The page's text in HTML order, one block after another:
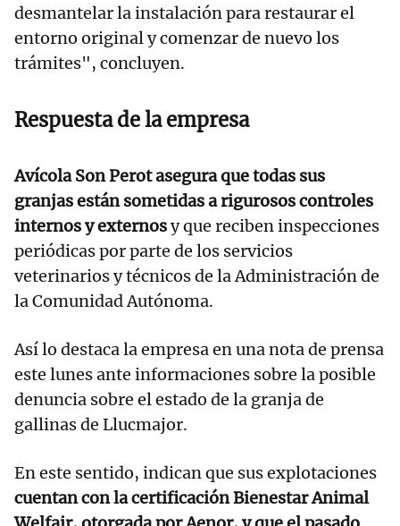
desmantelar la instalación para restaurar el
entorno original y comenzar de nuevo los
trámites", concluyen.
Respuesta de la empresa
Avícola Son Perot asegura que todas sus
granjas están sometidas a rigurosos controles
internos y externosy que reciben inspecciones
periódicas por parte de los servicios
veterinarios y técnicos de la Administración de
la Comunidad Autónoma.
Así lo destaca la empresa en una nota de prensa
este lunes ante informaciones sobre la posible
denuncia sobre el estado de la granja de
gallinas de Llucmajor.
En este sentido, indican que sus explotaciones
cuentan con la certificación Bienestar Animal